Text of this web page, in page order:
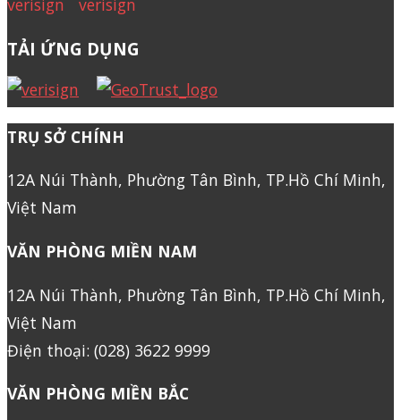
TẢI ỨNG DỤNG
TRỤ SỞ CHÍNH
12A Núi Thành, Phường Tân Bình, TP.Hồ Chí Minh,
Việt Nam
VĂN PHÒNG MIỀN NAM
12A Núi Thành, Phường Tân Bình, TP.Hồ Chí Minh,
Việt Nam
Điện thoại: (028) 3622 9999
VĂN PHÒNG MIỀN BẮC